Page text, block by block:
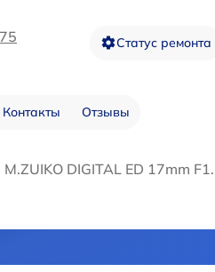
Статус ремонта
Контакты Отзывы
DIGITAL ED 17mm